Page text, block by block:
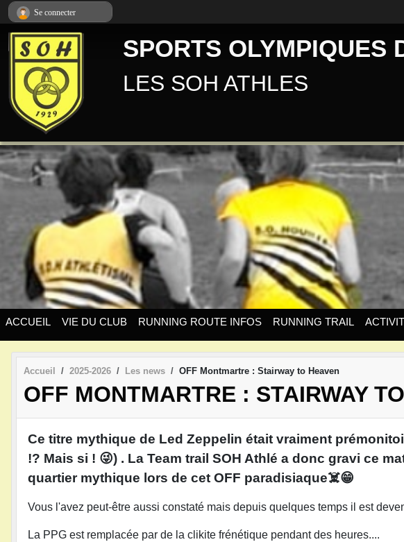
SPORTS OLYMPIQUES
LES SOH ATHLES
ACCUEIL VIE DU CLUB RUNNING ROUTE INFOS RUNNING TRAIL
Accueil 2025-2026 Les news OFF Montmartre : Stairway to Heaven
OFF MONTMARTRE : STAIRWAY
Ce titre mythique de Led Zeppelin était vraiment
!? Mais si ! 😜) . La Team trail SOH Athlé a donc gravi ce
quartier mythique lors de cet OFF paradisiaque☠️😁
Vous l'avez peut-être aussi constaté mais depuis quelques temps il est
La PPG est remplacée par de la clikite frénétique pendant des heures....
Se connecter
Panneau de gestion des cookies